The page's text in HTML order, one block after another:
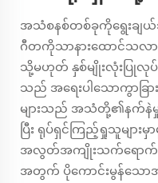
အသံစနစ်တစ်ခုကိုရွေးခ
ဂီတကိုသာနားထောင်သလာ
သို့မဟုတ် နှစ်မျိုးလုံးပြုလု
သည် အရေးပါသောကွာခြ
များသည် အသံတို့၏နက်နဲ
ပြီး ရုပ်ရှင်ကြည့်ရှုသူများမှ
အလွတ်အကျိုးသက်ရောက်မှု
အတွက် ပိုကောင်းမွန်သေ